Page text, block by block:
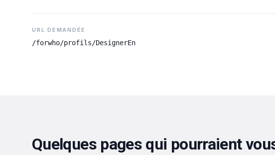
URL DEMANDÉE
/forwho/profils/DesignerEn
Quelques pages qui pourraient